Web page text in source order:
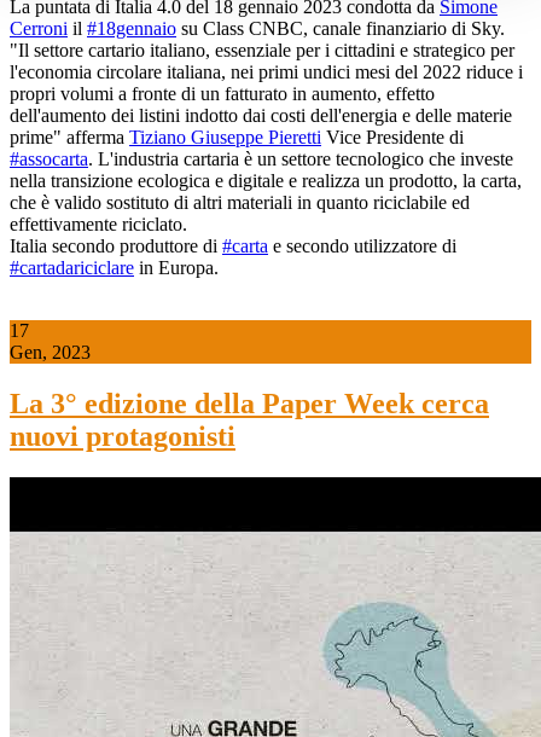
La puntata di Italia 4.0 del 18 gennaio 2023 condotta da Simone
Cerroni il #18gennaio su Class CNBC, canale finanziario di Sky.
"Il settore cartario italiano, essenziale per i cittadini e strategico per
l'economia circolare italiana, nei primi undici mesi del 2022 riduce i
propri volumi a fronte di un fatturato in aumento, effetto
dell'aumento dei listini indotto dai costi dell'energia e delle materie
prime" afferma Tiziano Giuseppe Pieretti Vice Presidente di
#assocarta. L'industria cartaria è un settore tecnologico che investe
nella transizione ecologica e digitale e realizza un prodotto, la carta,
che è valido sostituto di altri materiali in quanto riciclabile ed
effettivamente riciclato.
Italia secondo produttore di #carta e secondo utilizzatore di
#cartadariciclare in Europa.
17
Gen, 2023
La 3° edizione della Paper Week cerca
nuovi protagonisti